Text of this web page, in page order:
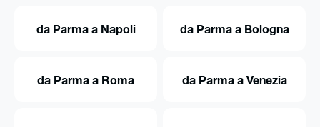
da Parma a Napoli da Parma a Bologna
da Parma a Roma da Parma a Venezia